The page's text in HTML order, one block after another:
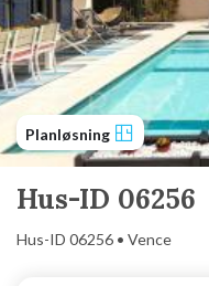
Planløsning
Hus-ID 06256
Hus-ID 06256 • Vence